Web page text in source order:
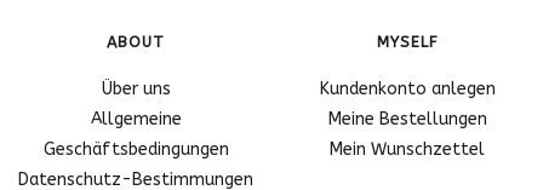
ABOUT
Über uns
Allgemeine
Geschäftsbedingungen
Datenschutz-Bestimmungen
MYSELF
Kundenkonto anlegen
Meine Bestellungen
Mein Wunschzettel